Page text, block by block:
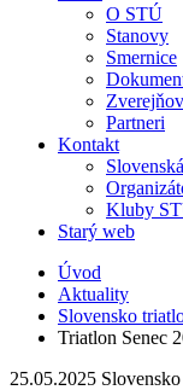
O STÚ
Stanovy
Smernice
Partneri
Kontakt
Kluby
Starý web
Úvod
Aktuality
Slovensko
Triatlon Senec
25.05.2025